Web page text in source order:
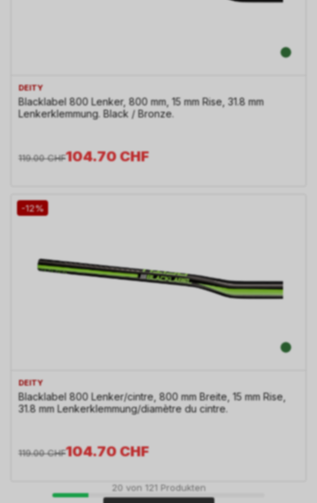
DEITY
Blacklabel 800 Lenker, 800 mm, 15 mm Rise, 31.8 mm
Lenkerklemmung. Black / Bronze.
104.70CHF
119.00 CHF
-12%
DEITY
Blacklabel 800 Lenker/cintre, 800 mm Breite, 15 mm Rise,
31.8 mm Lenkerklemmung/diamètre du cintre.
104.70CHF
119.00 CHF
20von 121 Produkten